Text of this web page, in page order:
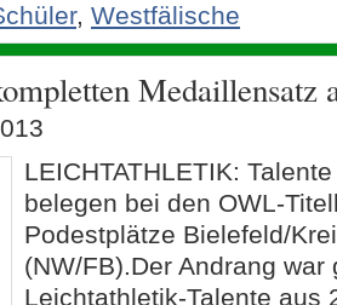
, Westfälische
Medaillensatz
LEICHTATHLETIK:
belegen bei den OWL-
Podestplätze Bielefeld/
(NW/FB).Der Andrang war
Leichtathletik-Talente aus